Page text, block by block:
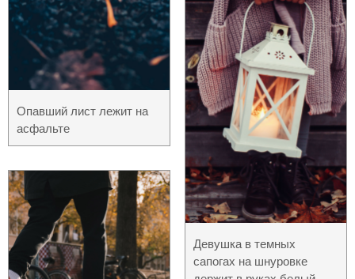
Опавший лист лежит на
асфальте
Девушка в темных
сапогах на шнуровке